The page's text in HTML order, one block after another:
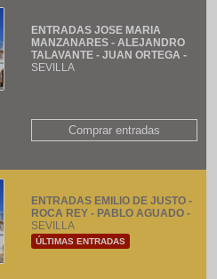
ENTRADAS JOSE MARIA
MANZANARES - ALEJANDRO
TALAVANTE - JUAN ORTEGA -
SEVILLA
Comprar entradas
ENTRADAS EMILIO DE JUSTO -
ROCA REY - PABLO AGUADO -
SEVILLA
ÚLTIMAS ENTRADAS